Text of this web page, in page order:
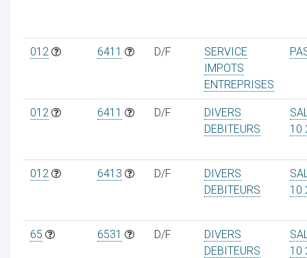
012 6411 D/F
SERVICE
IMPOTS
ENTREPRISES
012 6411 D/F
DIVERS
DEBITEURS
10
012 6413 D/F
DIVERS
DEBITEURS
10
65 6531 D/F
DIVERS
DEBITEURS
10